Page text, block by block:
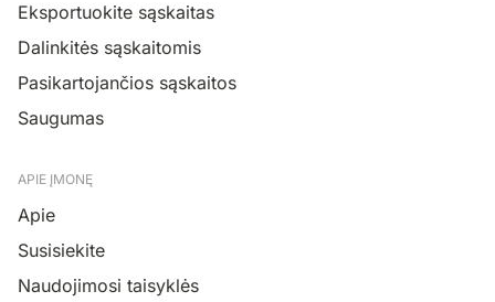
Eksportuokite sąskaitas
Dalinkitės sąskaitomis
Pasikartojančios sąskaitos
Saugumas
APIE ĮMONĘ
Apie
Susisiekite
Naudojimosi taisyklės